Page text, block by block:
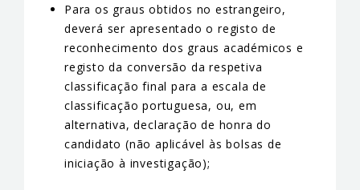
Para os graus obtidos no estrangeiro,
deverá ser apresentado o registo de
reconhecimento dos graus académicos e
registo da conversão da respetiva
classificação final para a escala de
classificação portuguesa, ou, em
alternativa, declaração de honra do
candidato (não aplicável às bolsas de
iniciação à investigação);